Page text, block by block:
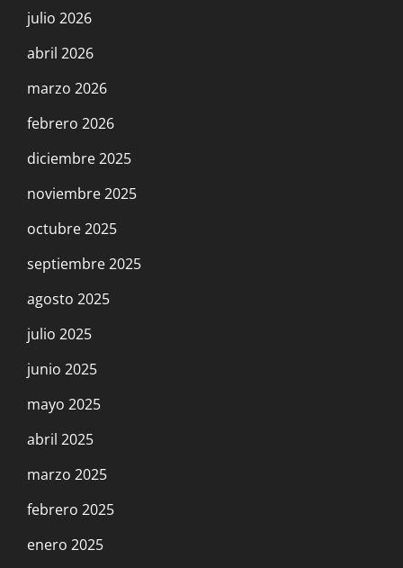
julio 2026
abril 2026
marzo 2026
febrero 2026
diciembre 2025
noviembre 2025
octubre 2025
septiembre 2025
agosto 2025
julio 2025
junio 2025
mayo 2025
abril 2025
marzo 2025
febrero 2025
enero 2025